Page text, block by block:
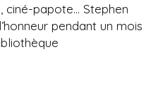
ciné-papote… Stephen
pendant un mois